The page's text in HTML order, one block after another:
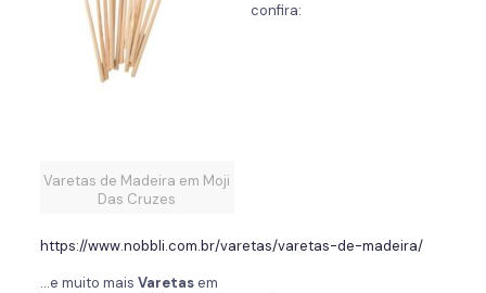
Varetas de Madeira em Moji
Das Cruzes
confira:
https://www.nobbli.com.br/varetas/varetas-de-madeira/
…e muito mais Varetasem